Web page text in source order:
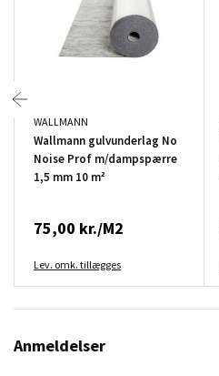
WALLMANN
Wallmann gulvunderlag No
Noise Prof m/dampspærre
1,5 mm 10 m²
75,00 kr./M2
Lev. omk. tillægges
Anmeldelser